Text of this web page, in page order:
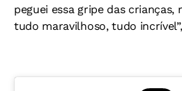
peguei essa gripe das
tudo maravilhoso, tudo